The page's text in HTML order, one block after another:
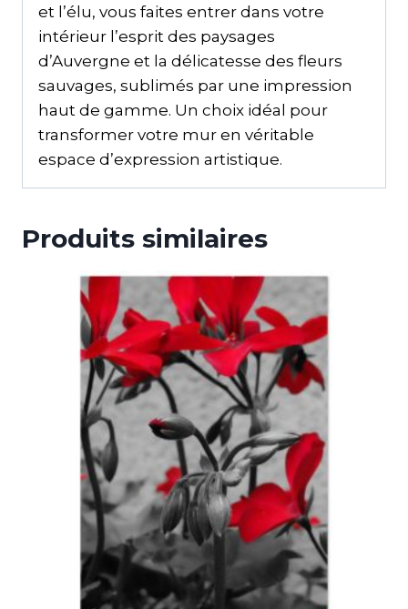
et l’élu, vous faites entrer dans votre
intérieur l’esprit des paysages
d’Auvergne et la délicatesse des fleurs
sauvages, sublimés par une impression
haut de gamme. Un choix idéal pour
transformer votre mur en véritable
espace d’expression artistique.
Produits similaires